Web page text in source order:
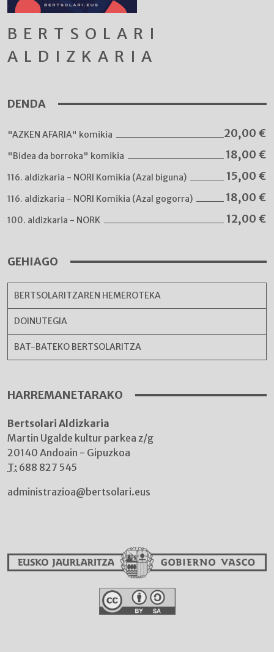
BERTSOLARI
ALDIZKARIA
DENDA
"AZKEN AFARIA" komikia 20,00 €
"Bidea da borroka" komikia 18,00 €
116. aldizkaria - NORI Komikia (Azal biguna) 15,00 €
116. aldizkaria - NORI Komikia (Azal gogorra) 18,00 €
100. aldizkaria - NORK 12,00 €
GEHIAGO
BERTSOLARITZAREN HEMEROTEKA
DOINUTEGIA
BAT-BATEKO BERTSOLARITZA
HARREMANETARAKO
Bertsolari Aldizkaria
Martin Ugalde kultur parkea z/g
20140 Andoain - Gipuzkoa
T: 688 827 545
administrazioa@bertsolari.eus